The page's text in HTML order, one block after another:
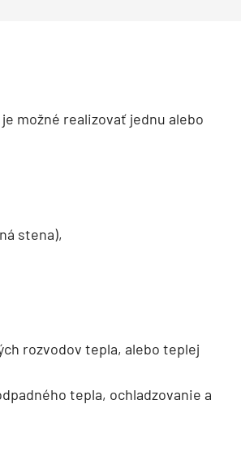
možné realizovať jednu alebo
stena),
rozvodov tepla, alebo teplej
tepla, ochladzovanie a